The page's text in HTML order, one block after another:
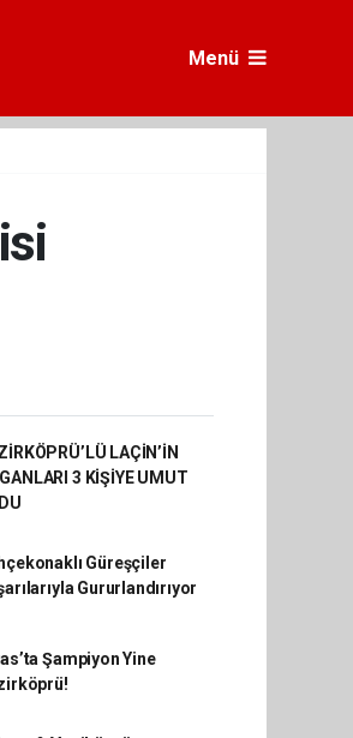
Menü
LAÇİN’İN
3 KİŞİYE UMUT
Güreşçiler
Gururlandırıyor
Şampiyon Yine